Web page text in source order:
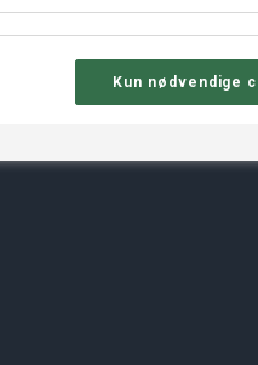
Kun nødvendige